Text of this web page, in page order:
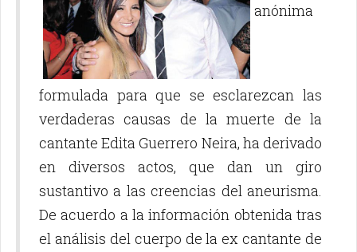
anónima
formulada para que se esclarezcan las
verdaderas causas de la muerte de la
cantante Edita Guerrero Neira, ha derivado
en diversos actos, que dan un giro
sustantivo a las creencias del aneurisma.
De acuerdo a la información obtenida tras
el análisis del cuerpo de la ex cantante de